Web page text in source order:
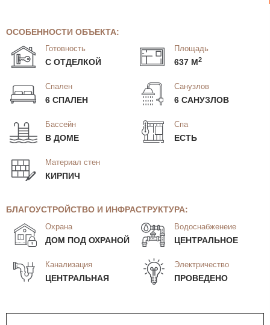
ОСОБЕННОСТИ ОБЪЕКТА:
Готовность
С ОТДЕЛКОЙ
Площадь
637 М2
Спален
6 СПАЛЕН
Санузлов
6 САНУЗЛОВ
Бассейн
В ДОМЕ
Спа
ЕСТЬ
Материал стен
КИРПИЧ
БЛАГОУСТРОЙСТВО И ИНФРАСТРУКТУРА:
Охрана
ДОМ ПОД ОХРАНОЙ
Водоснабженеие
ЦЕНТРАЛЬНОЕ
Канализация
ЦЕНТРАЛЬНАЯ
Электричество
ПРОВЕДЕНО